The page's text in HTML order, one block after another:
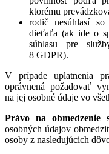
ktorému
rodič nesúhlasí so
dieťaťa (ak ide o
súhlasu pre
8 GDPR).
V prípade uplatnenia
oprávnená požadovať
na jej osobné údaje vo
Právo na obmedzenie
osobných údajov
osoby z nasledujúcich